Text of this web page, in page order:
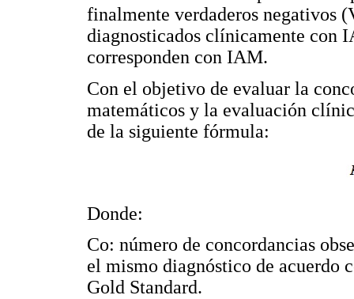
finalmente verdaderos negativos
diagnosticados clínicamente con
corresponden con IAM.
Con el objetivo de evaluar la
matemáticos y la evaluación
de la siguiente fórmula:
Donde:
Co: número de concordancias
el mismo diagnóstico de acuerdo
Gold Standard.